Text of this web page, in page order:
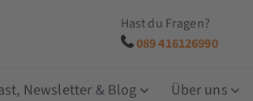
Hast du Fragen?
089 416126990
Newsletter & Blog Über uns